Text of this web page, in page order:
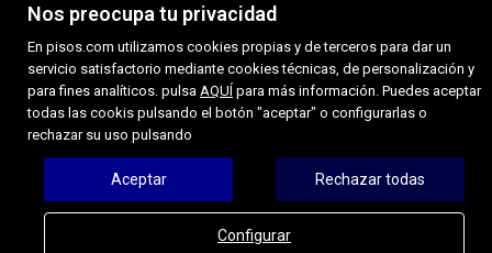
Nos preocupa tu privacidad
En pisos.com utilizamos cookies propias y de terceros para dar un
servicio satisfactorio mediante cookies técnicas, de personalización y
para fines analíticos. pulsa AQUÍ para más información. Puedes aceptar
todas las cookis pulsando el botón "aceptar" o configurarlas o
rechazar su uso pulsando
Aceptar Rechazar todas
Configurar